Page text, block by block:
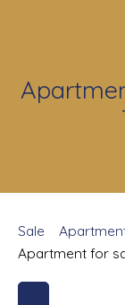
Sale
Apartment for